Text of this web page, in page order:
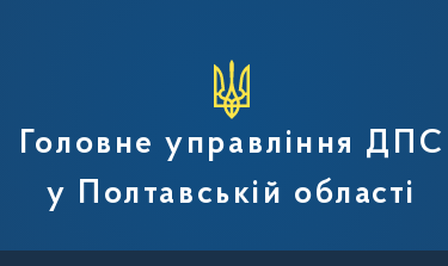
податкової служби
Головне управління ДПС
у Полтавській області